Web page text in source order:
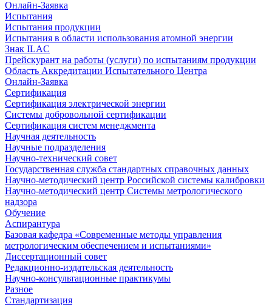
Онлайн-Заявка
Испытания
Испытания продукции
Испытания в области использования атомной энергии
Знак ILAC
Прейскурант на работы (услуги) по испытаниям продукции
Область Аккредитации Испытательного Центра
Онлайн-Заявка
Сертификация
Сертификация электрической энергии
Системы добровольной сертификации
Сертификация систем менеджмента
Научная деятельность
Научные подразделения
Научно-технический совет
Государственная служба стандартных справочных данных
Научно-методический центр Российской системы калибровки
Научно-методический центр Системы метрологического
надзора
Обучение
Аспирантура
Базовая кафедра «Современные методы управления
метрологическим обеспечением и испытаниями»
Диссертационный совет
Редакционно-издательская деятельность
Научно-консультационные практикумы
Разное
Стандартизация